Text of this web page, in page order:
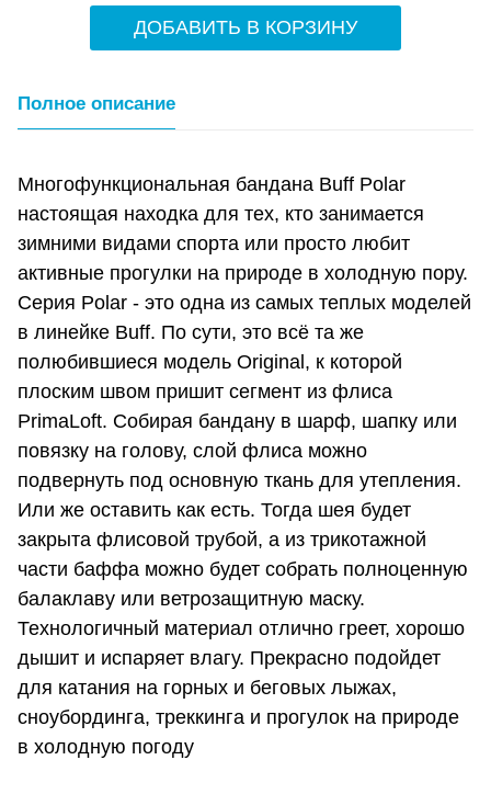
ДОБАВИТЬ В КОРЗИНУ
Полное описание
Многофункциональная бандана Buff Polar
настоящая находка для тех, кто занимается
зимними видами спорта или просто любит
активные прогулки на природе в холодную пору.
Серия Polar - это одна из самых теплых моделей
в линейке Buff. По сути, это всё та же
полюбившиеся модель Original, к которой
плоским швом пришит сегмент из флиса
PrimaLoft. Собирая бандану в шарф, шапку или
повязку на голову, слой флиса можно
подвернуть под основную ткань для утепления.
Или же оставить как есть. Тогда шея будет
закрыта флисовой трубой, а из трикотажной
части баффа можно будет собрать полноценную
балаклаву или ветрозащитную маску.
Технологичный материал отлично греет, хорошо
дышит и испаряет влагу. Прекрасно подойдет
для катания на горных и беговых лыжах,
сноубординга, треккинга и прогулок на природе
в холодную погоду